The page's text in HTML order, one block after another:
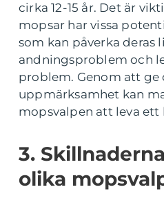
cirka 12-15 år. Det är
mopsar har vissa
som kan påverka deras
andningsproblem och
problem. Genom att ge
uppmärksamhet kan
mopsvalpen att leva ett
3.
olika